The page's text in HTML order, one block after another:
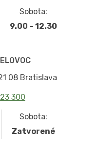
Sobota:
9.00 – 12.30
08 Bratislava
300
Sobota:
Zatvorené